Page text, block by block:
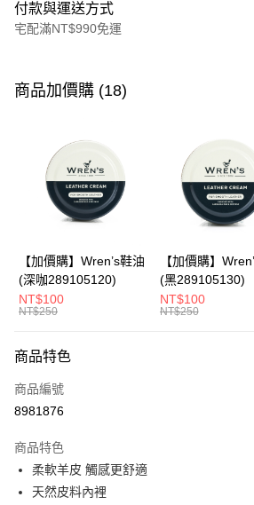
付款與運送方式
宅配滿NT$990免運
信用卡一次付款
Apple Pay
悠遊付
Google Pay
全盈+PAY
ATM付款
宅配
每筆NT$80，滿NT$990(含以上)免運費
付款後門市自取
每筆NT$80，滿NT$699(含以上)免運費
跨境配送 港澳、新馬
商品加價購 (18)
【加價購】Wren’s鞋油
(深咖289105120)
NT$100
NT$250
【加價購】
(黑289105130)
NT$100
NT$250
商品特色
商品編號
8981876
商品特色
柔軟羊皮 觸感更舒適
天然皮料內裡